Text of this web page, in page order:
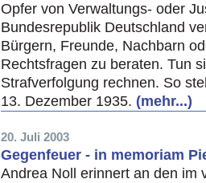
Opfer von Verwaltungs- oder
Bundesrepublik Deutschland
Bürgern, Freunde, Nachbarn
Rechtsfragen zu beraten. Tun
Strafverfolgung rechnen. So
13. Dezember 1935. (mehr...)
20. Juli 2003
Gegenfeuer - in memoriam
Andrea Noll erinnert an den im